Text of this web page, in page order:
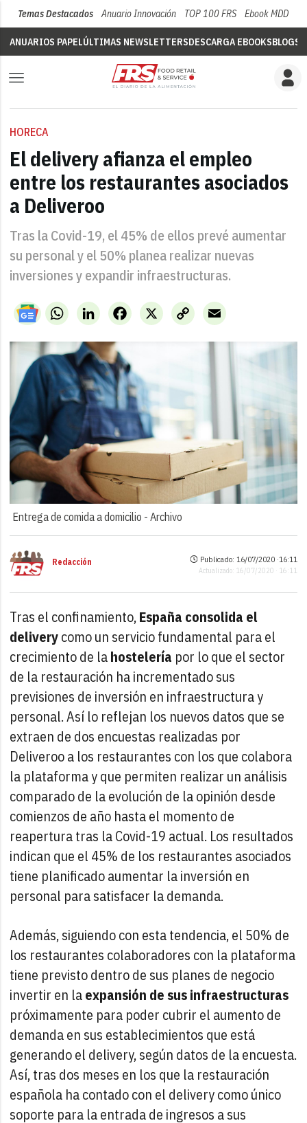
Temas Destacados Anuario Innovación TOP 100 FRS Ebook MDD
ANUARIOS PAPELÚLTIMAS NEWSLETTERSDESCARGA EBOOKSBLOGS
HORECA
El delivery afianza el empleo
entre los restaurantes asociados
a Deliveroo
Tras la Covid-19, el 45% de ellos prevé aumentar
su personal y el 50% planea realizar nuevas
inversiones y expandir infraestructuras.
WhatsAppLinkedIn X
Facebook
Copy
Link
Email
Entrega de comida a domicilio -Archivo
Redacción Publicado: 16/07/2020 ·16:11
Actualizado: 16/07/2020 · 16:11
Tras el confinamiento,España consolida el
deliverycomo un servicio fundamental para el
crecimiento de lahostelería por lo que el sector
de la restauración ha incrementado sus
previsiones de inversión en infraestructura y
personal. Así lo reflejan los nuevos datos que se
extraen de dos encuestas realizadas por
Deliveroo a los restaurantes con los que colabora
la plataforma y que permiten realizar un análisis
comparado de la evolución de la opinión desde
comienzos de año hasta el momento de
reapertura tras la Covid-19 actual. Los resultados
indican que el 45% de los restaurantes asociados
tiene planificado aumentar la inversión en
personal para satisfacer la demanda.
Además, siguiendo con esta tendencia, el 50% de
los restaurantes colaboradores con la plataforma
tiene previsto dentro de sus planes de negocio
invertir en laexpansión de sus infraestructuras
próximamente para poder cubrir el aumento de
demanda en sus establecimientos que está
generando el delivery, según datos de la encuesta.
Así, tras dos meses en los que la restauración
española ha contado con el delivery como único
soporte para la entrada de ingresos a sus